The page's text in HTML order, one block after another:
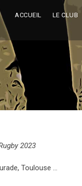
ACCUEIL LE CLUB
2023
Toulouse …